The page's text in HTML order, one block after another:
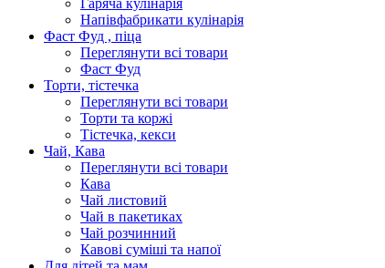
Гаряча кулінарія
Напівфабрикати кулінарія
Фаст Фуд , піца
Переглянути всі товари
Фаст Фуд
Торти, тістечка
Переглянути всі товари
Торти та коржі
Тістечка, кекси
Чай, Кава
Переглянути всі товари
Кава
Чай листовий
Чай в пакетиках
Чай розчинний
Кавові суміші та напої